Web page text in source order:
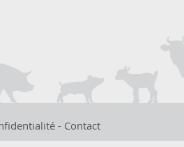
- Contact